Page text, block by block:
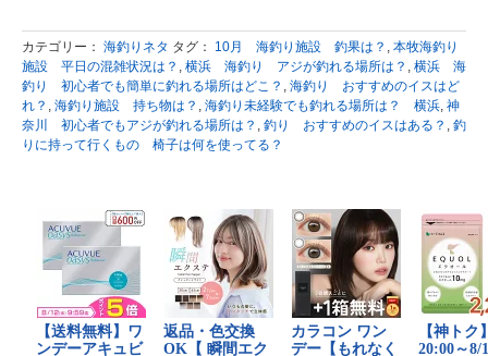
カテゴリー： 海釣りネタ タグ： 10月 海釣り施設 釣果は？ , 本牧海釣り
施設 平日の混雑状況は？ , 横浜 海釣り アジが釣れる場所は？ , 横浜 海
釣り 初心者でも簡単に釣れる場所はどこ？ , 海釣り おすすめのイスはど
れ？ , 海釣り施設 持ち物は？ , 海釣り未経験でも釣れる場所は？ 横浜, 神
奈川 初心者でもアジが釣れる場所は？ , 釣り おすすめのイスはある？ , 釣
りに持って行くもの 椅子は何を使ってる？